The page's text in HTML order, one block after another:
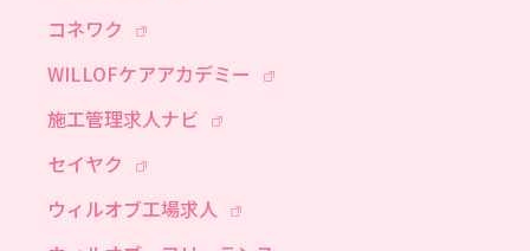
コネワク
WILLOFケアアカデミー
施工管理求人ナビ
セイヤク
ウィルオブ工場求人